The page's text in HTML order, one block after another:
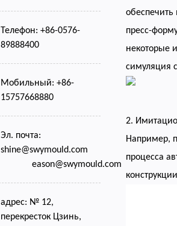
Телефон: +86-0576-
89888400
Мобильный: +86-
15757668880
Эл. почта:
shine@swymould.com
eason@swymould.com
адрес: № 12,
перекресток Цзинь,
обеспечить
пресс-
некоторые
симуляция
2.
Например,
процесса